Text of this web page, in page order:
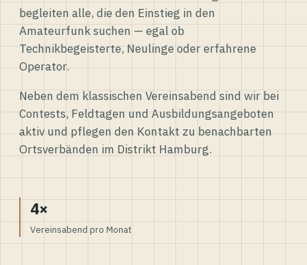
begleiten alle, die den Einstieg in den
Amateurfunk suchen — egal ob
Technikbegeisterte, Neulinge oder erfahrene
Operator.
Neben dem klassischen Vereinsabend sind wir bei
Contests, Feldtagen und Ausbildungsangeboten
aktiv und pflegen den Kontakt zu benachbarten
Ortsverbänden im Distrikt Hamburg.
4×
Vereinsabend pro Monat